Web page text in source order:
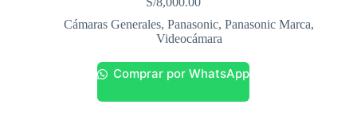
Cámaras Generales,Panasonic,Panasonic Marca,
Videocámara
Comprar por WhatsApp